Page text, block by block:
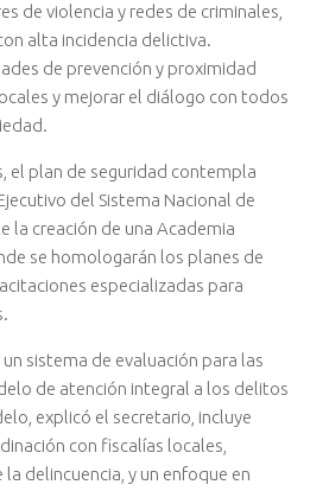
de violencia y redes de criminales,
alta incidencia delictiva.
de prevención y proximidad
y mejorar el diálogo con todos
el plan de seguridad contempla
del Sistema Nacional de
la creación de una Academia
se homologarán los planes de
especializadas para
sistema de evaluación para las
de atención integral a los delitos
explicó el secretario, incluye
con fiscalías locales,
delincuencia, y un enfoque en